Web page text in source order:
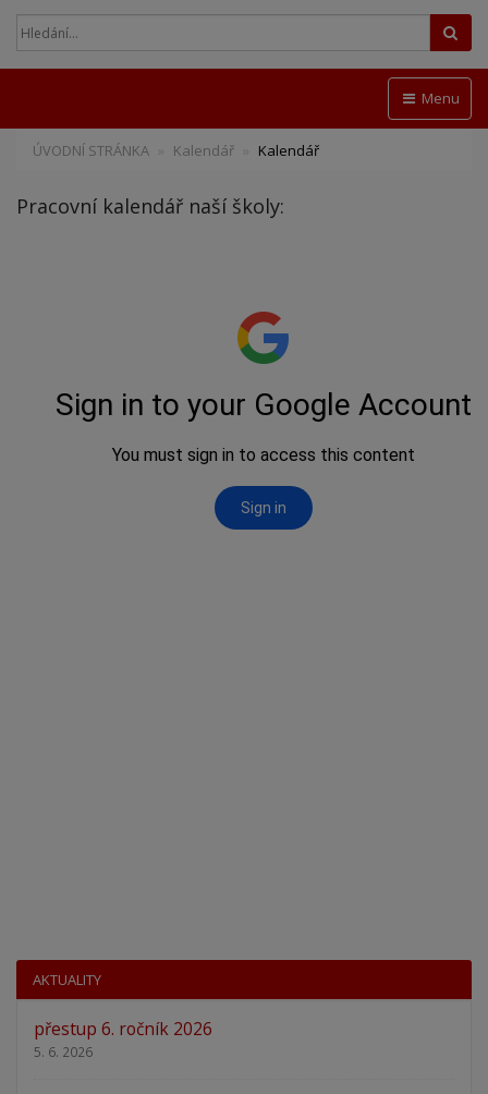
Menu
ÚVODNÍ STRÁNKA Kalendář Kalendář
Pracovní kalendář naší školy:
AKTUALITY
přestup 6. ročník 2026
5. 6. 2026